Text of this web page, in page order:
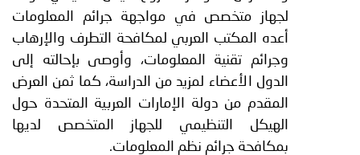
لجهاز متخصص في مواجهة جرائم المعلومات
أعده المكتب العربي لمكافحة التطرف والإرهاب
وجرائم تقنية المعلومات، وأوصى بإحالته إلى
الدول الأعضاء لمزيد من الدراسة، كما ثمن العرض
المقدم من دولة الإمارات العربية المتحدة حول
الهيكل التنظيمي للجهاز المتخصص لديها
بمكافحة جرائم نظم المعلومات.